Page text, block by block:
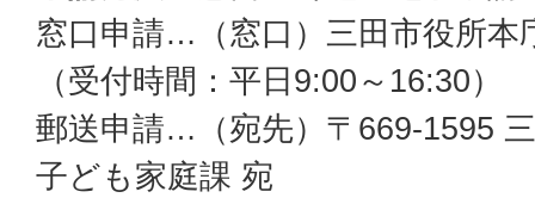
窓口申請…（窓口）三田市役所本
（受付時間：平日9:00～16:30）
郵送申請…（宛先）〒669-1595
子ども家庭課 宛